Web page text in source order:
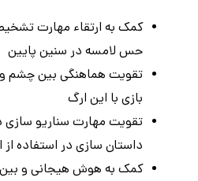
کمک به ارتقاء مهارت
حس لامسه در سنین پایین
تقویت هماهنگی بین چشم
بازی با این ارگ
تقویت مهارت سناریو سازی
داستان سازی در استفاده از
کمک به هوش هیجانی و بین